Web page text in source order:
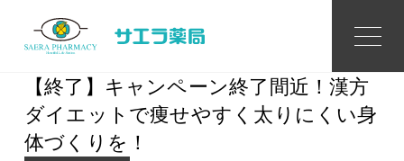
Topics
トピックス
【終了】キャンペーン終了間近！漢方
ダイエットで痩せやすく太りにくい身
体づくりを！